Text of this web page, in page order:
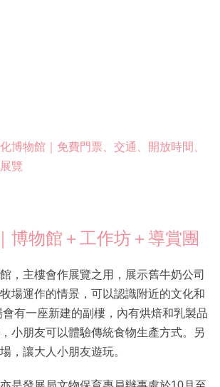
博物館｜免費門票、交通、開放時間、
覽
博物館＋工作坊＋導賞團
，主樓會作展覽之用，展示舊牛奶公司
場運作的情景，可以認識附近的文化和
有一座新建的副樓，內有烘焙和乳製品
小朋友可以體驗傳統食物生產方式。另
，讓大人小朋友遊玩。